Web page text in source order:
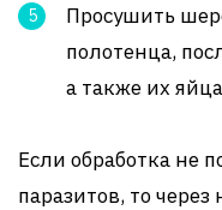
Просушить
полотенца,
а также их
Если обработка не
паразитов, то